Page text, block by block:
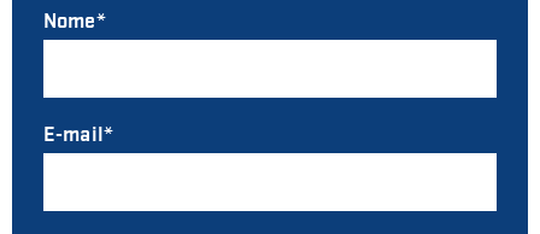
Nome
E-mail